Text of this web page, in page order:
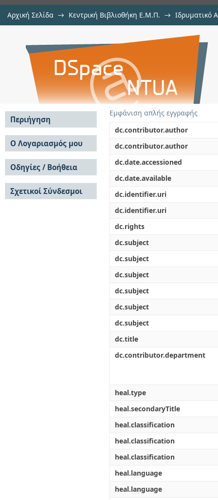
Αρχική Σελίδα → Κεντρική Βιβλιοθήκη Ε.Μ.Π. → Ιδρυματικό
Development of Decision Support
Εμφάνιση απλής εγγραφής
dc.contributor.author
dc.contributor.author
dc.date.accessioned
dc.date.available
dc.identifier.uri
dc.identifier.uri
dc.rights
dc.subject
dc.subject
dc.subject
dc.subject
dc.subject
dc.subject
dc.title
dc.contributor.department
heal.type
heal.secondaryTitle
heal.classification
heal.classification
heal.classification
heal.language
heal.language
Περιήγηση
Σε όλο το DSpace
Κοινότητες & Συλλογές
Ανά Ημερομηνία
Έκδοσης
Συγγραφείς
Τίτλοι
Θέματα
Ο Λογαριασμός μου
Σύνδεση
Εγγραφή
Οδηγίες / Βοήθεια
Οδηγίες Υποβολής
Οδηγίες Χρήσης ΙΑ
Συχνές Ερωτήσεις
Σχετικοί Σύνδεσμοι